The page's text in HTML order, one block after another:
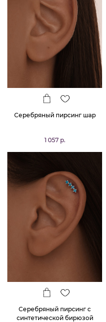
Серебряный пирсинг шар
1 057 р.
Серебряный пирсинг с
синтетической бирюзой